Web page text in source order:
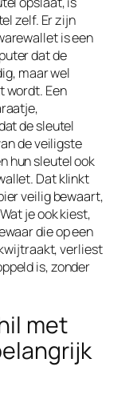
zelf. Er zijn
is een
dat de
maar wel
wordt. Een
de sleutel
de veiligste
hun sleutel ook
Dat klinkt
veilig bewaart,
je ook kiest,
die op een
verliest
is, zonder
met